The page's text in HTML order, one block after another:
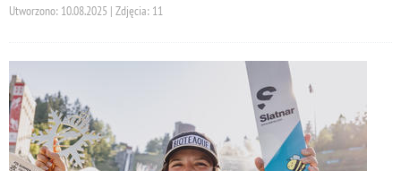
Utworzono: 10.08.2025 | Zdjęcia: 11